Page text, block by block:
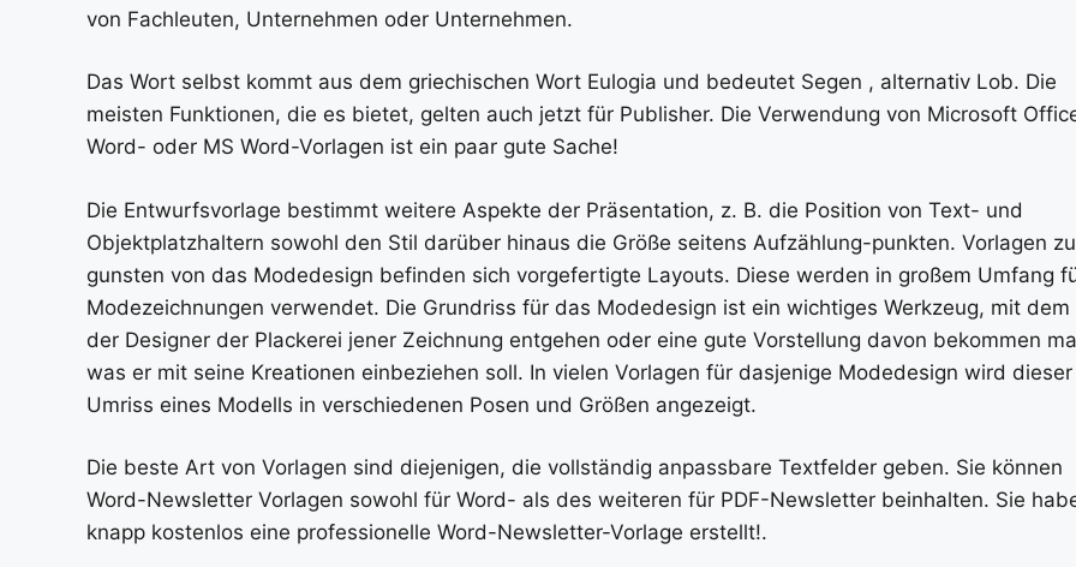
von Fachleuten, Unternehmen oder Unternehmen.
Das Wort selbst kommt aus dem griechischen Wort Eulogia und bedeutet Segen , alternativ Lob. Die
meisten Funktionen, die es bietet, gelten auch jetzt für Publisher. Die Verwendung von Microsoft
Word- oder MS Word-Vorlagen ist ein paar gute Sache!
Die Entwurfsvorlage bestimmt weitere Aspekte der Präsentation, z. B. die Position von Text- und
Objektplatzhaltern sowohl den Stil darüber hinaus die Größe seitens Aufzählung-punkten. Vorlagen zu
gunsten von das Modedesign befinden sich vorgefertigte Layouts. Diese werden in großem Umfang
Modezeichnungen verwendet. Die Grundriss für das Modedesign ist ein wichtiges Werkzeug, mit dem
der Designer der Plackerei jener Zeichnung entgehen oder eine gute Vorstellung davon bekommen
was er mit seine Kreationen einbeziehen soll. In vielen Vorlagen für dasjenige Modedesign wird dieser
Umriss eines Modells in verschiedenen Posen und Größen angezeigt.
Die beste Art von Vorlagen sind diejenigen, die vollständig anpassbare Textfelder geben. Sie können
Word-Newsletter Vorlagen sowohl für Word- als des weiteren für PDF-Newsletter beinhalten. Sie
knapp kostenlos eine professionelle Word-Newsletter-Vorlage erstellt!.